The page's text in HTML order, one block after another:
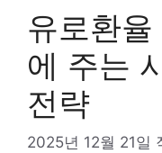
유로환
에 주는
전략
2025년 12월 21일